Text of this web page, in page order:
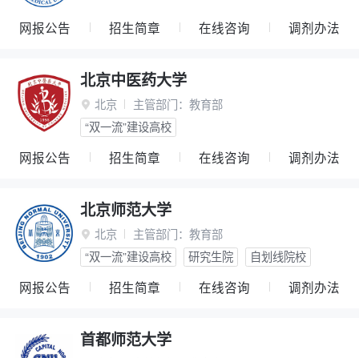
网报公告 招生简章 在线咨询 调剂办法
北京中医药大学
 北京 主管部门： 教育部
“双一流”建设高校
网报公告 招生简章 在线咨询 调剂办法
北京师范大学
 北京 主管部门： 教育部
“双一流”建设高校
研究生院 自划线院校
网报公告 招生简章 在线咨询 调剂办法
首都师范大学